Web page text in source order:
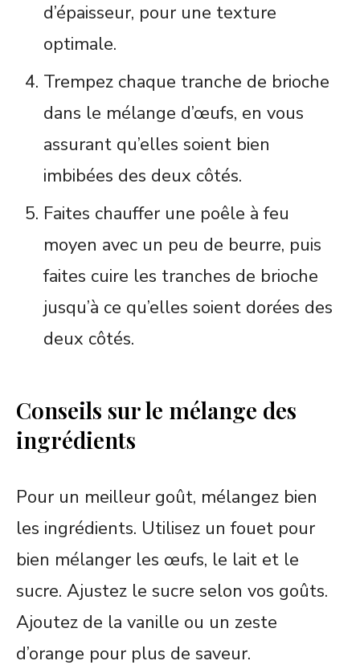
d’épaisseur, pour une texture
optimale.
Trempez chaque tranche de brioche
dans le mélange d’œufs, en vous
assurant qu’elles soient bien
imbibées des deux côtés.
Faites chauffer une poêle à feu
moyen avec un peu de beurre, puis
faites cuire les tranches de brioche
jusqu’à ce qu’elles soient dorées des
deux côtés.
Conseils sur le mélange des
ingrédients
Pour un meilleur goût, mélangez bien
les ingrédients. Utilisez un fouet pour
bien mélanger les œufs, le lait et le
sucre. Ajustez le sucre selon vos goûts.
Ajoutez de la vanille ou un zeste
d’orange pour plus de saveur.